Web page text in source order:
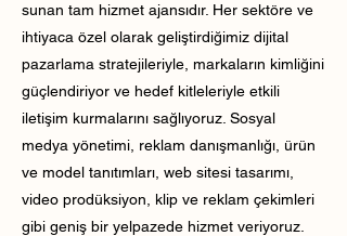
sunan tam hizmet ajansıdır. Her sektöre ve
ihtiyaca özel olarak geliştirdiğimiz dijital
pazarlama stratejileriyle, markaların kimliğini
güçlendiriyor ve hedef kitleleriyle etkili
iletişim kurmalarını sağlıyoruz. Sosyal
medya yönetimi, reklam danışmanlığı, ürün
ve model tanıtımları, web sitesi tasarımı,
video prodüksiyon, klip ve reklam çekimleri
gibi geniş bir yelpazede hizmet veriyoruz.